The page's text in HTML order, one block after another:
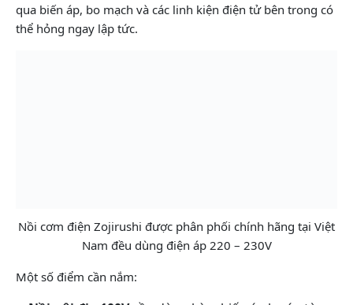
qua biến áp, bo mạch và các linh kiện điện tử bên trong có
thể hỏng ngay lập tức.
Nồi cơm điện Zojirushi được phân phối chính hãng tại Việt
Nam đều dùng điện áp 220 – 230V
Một số điểm cần nắm: